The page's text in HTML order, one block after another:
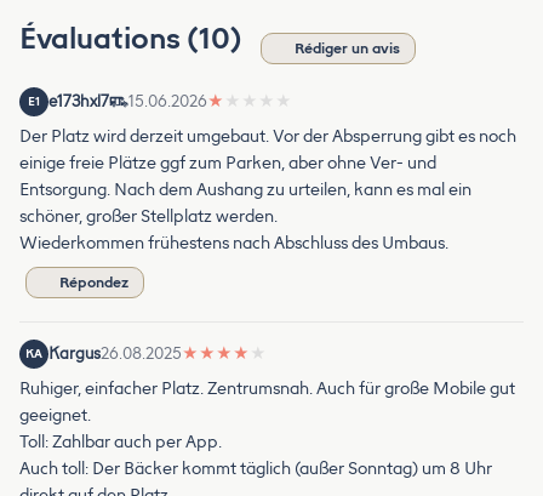
Évaluations (10) Rédiger un avis
E1 e173hxl7 15.06.2026★ ★ ★ ★ ★
Der Platz wird derzeit umgebaut. Vor der Absperrung gibt es noch
einige freie Plätze ggf zum Parken, aber ohne Ver- und
Entsorgung. Nach dem Aushang zu urteilen, kann es mal ein
schöner, großer Stellplatz werden.
Wiederkommen frühestens nach Abschluss des Umbaus.
Répondez
KA Kargus26.08.2025★ ★ ★ ★ ★
Ruhiger, einfacher Platz. Zentrumsnah. Auch für große Mobile gut
geeignet.
Toll: Zahlbar auch per App.
Auch toll: Der Bäcker kommt täglich (außer Sonntag) um 8 Uhr